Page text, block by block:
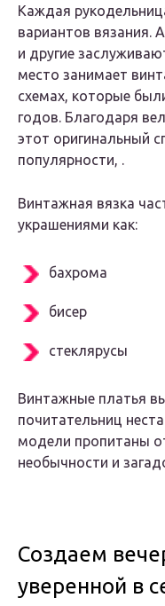
Каждая
вариантов вязания.
и другие
место занимает
схемах, которые
годов. Благодаря
этот оригинальный
популярности, .
Винтажная вязка
украшениями как:
бахрома
бисер
стеклярусы
Винтажные платья
почитательниц
модели пропитаны
необычности и
Создаем
уверенной в